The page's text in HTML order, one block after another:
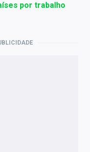
por trabalho